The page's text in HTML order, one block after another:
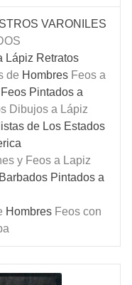
VARONILES
Lápiz Retratos
de Hombres Feos a
Pintados a
Dibujos a Lápiz
de Los Estados
y Feos a Lapiz
Pintados a
Hombres Feos con